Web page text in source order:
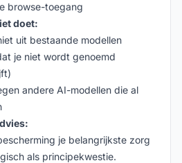
browse-toegang
doet:
uit bestaande modellen
je niet wordt genoemd
andere AI-modellen die al
je belangrijkste zorg
als principekwestie.